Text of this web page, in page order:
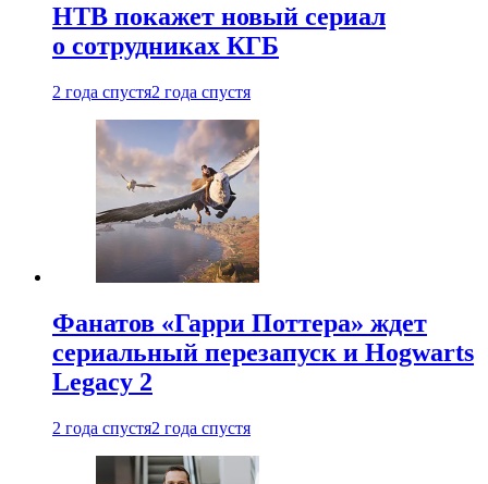
НТВ покажет новый сериал
о сотрудниках КГБ
2 года спустя2 года спустя
Фанатов «Гарри Поттера» ждет
сериальный перезапуск и Hogwarts
Legacy 2
2 года спустя2 года спустя